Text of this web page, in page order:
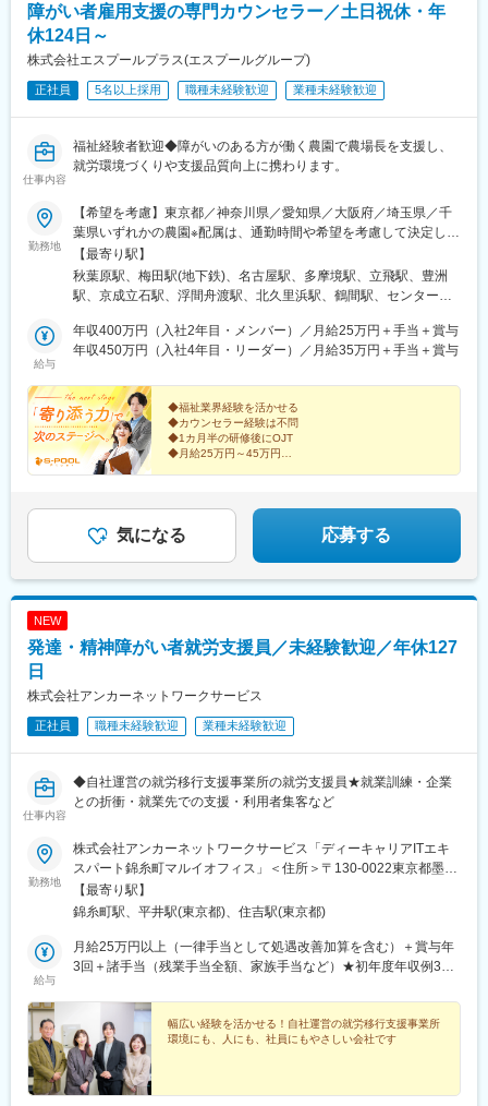
障がい者雇用支援の専門カウンセラー／土日祝休・年
休124日～
株式会社エスプールプラス(エスプールグループ)
正社員 5名以上採用 職種未経験歓迎 業種未経験歓迎
仕事内容
福祉経験者歓迎◆障がいのある方が働く農園で農場長を支援し、
就労環境づくりや支援品質向上に携わります。
勤務地
【希望を考慮】東京都／神奈川県／愛知県／大阪府／埼玉県／千
葉県いずれかの農園※配属は、通勤時間や希望を考慮して決定しま
す※マイカー通勤OK（勤務地により異なる）・受動喫煙対策：分
煙（喫煙所あり）【■「わーくはぴねす農園」とは】わーくはぴね
す農園は、エスプールプラスが生み出した農園型障がい者雇用支
者を雇用できるため、社内の仕事の切り出しが難しい場合でも雇
用を推進できます。現在、関東・東海・関西エリアで60以上の農
いています。
【最寄り駅】
秋葉原駅、梅田駅(地下鉄)、名古屋駅、多摩境駅、立飛駅、豊洲
駅、京成立石駅、浮間舟渡駅、北久里浜駅、鶴間駅、センター南
八千代緑が丘駅、東松戸駅、勝田台駅、高柳駅、飯山満駅、千城
台駅、光風台駅(千葉県)、上総村上駅、上総鶴舞駅、茂原駅、吹上
駅、南大塚駅、武里駅、新越谷駅、白岡駅、豊春駅、上豊田駅、
間内駅、小牧原駅、愛・地球博記念公園駅、中島駅(愛知県)、下小
田井駅、加木屋中ノ池駅、高蔵寺駅、土橋駅(愛知県)、徳重駅、吉
田駅(大阪府)、北巽駅、野崎駅(大阪府)、塚本駅、千船駅、ポート
タウン東駅、藤阪駅、摂津駅、末広町駅(東京都)、大阪梅田駅(阪
淡路町駅、大阪梅田駅(阪急線)、近鉄名古屋駅、出来島駅
給与
年収400万円（入社2年目・メンバー）／月給25万円＋手当＋賞与
年収450万円（入社4年目・リーダー）／月給35万円＋手当＋賞与
◆福祉業界経験を活かせる
◆カウンセラー経験は不問
◆1カ月半の研修後にOJT
◆月給25万円～45万円
障がいのある方が安心して長く働ける
「環境づくり」に活かしませんか？
気になる 応募する
NEW
発達・精神障がい者就労支援員／未経験歓迎／年休127
日
株式会社アンカーネットワークサービス
正社員 職種未経験歓迎 業種未経験歓迎
仕事内容
◆自社運営の就労移行支援事業所の就労支援員★就業訓練・企業
との折衝・就業先での支援・利用者集客など
勤務地
株式会社アンカーネットワークサービス「ディーキャリアITエキ
スパート錦糸町マルイオフィス」＜住所＞〒130-0022東京都墨田
区江東橋3丁目9-10 錦糸町マルイ6階＜アクセス＞◆JR総武線・
東京メトロ半蔵門線「錦糸町」より徒歩1分「ディーキャリア 平
３号 グランテスタ２階＜アクセス＞◆JR総武線「平井駅」より
徒歩4分
【最寄り駅】
錦糸町駅、平井駅(東京都)、住吉駅(東京都)
給与
月給25万円以上（一律手当として処遇改善加算を含む）＋賞与年
3回＋諸手当（残業手当全額、家族手当など）★初年度年収例380
床心理士、精神保健福祉士、公認心理士などの資格をお持ちの方
は給与面でも優遇します。★賞与は決算賞与を合わせて年3回別途
支給されます。【各種手当】◆残業手当（全額支給）◆交通費全
額支給◆家族手当（扶養家族1名につき月5000円支給）◆出張手
当◆役職手当
幅広い経験を活かせる！自社運営の就労移行支援事業所
環境にも、人にも、社員にもやさしい会社です